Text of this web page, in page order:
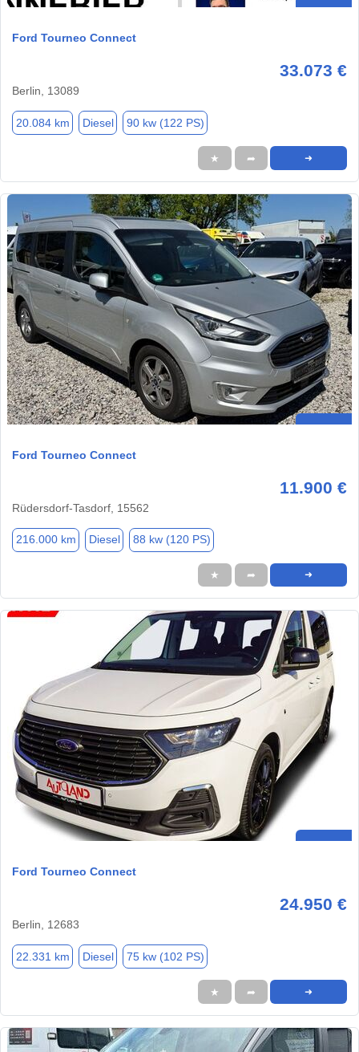
Ford Tourneo Connect
33.073 €
Berlin, 13089
20.084 km Diesel 90 kw (122 PS)
★ ➦ ➜
Ford Tourneo Connect
11.900 €
Rüdersdorf-Tasdorf, 15562
216.000 km Diesel 88 kw (120 PS)
★ ➦ ➜
Ford Tourneo Connect
24.950 €
Berlin, 12683
22.331 km Diesel 75 kw (102 PS)
★ ➦ ➜